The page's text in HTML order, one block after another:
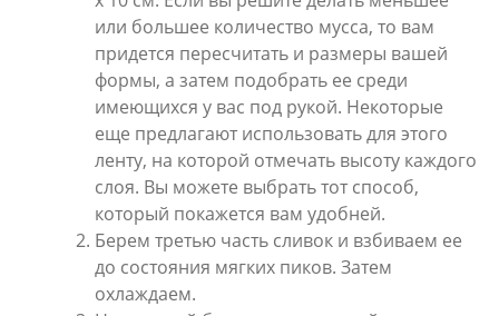
или большее количество мусса, то вам
придется пересчитать и размеры вашей
формы, а затем подобрать ее среди
имеющихся у вас под рукой. Некоторые
еще предлагают использовать для этого
ленту, на которой отмечать высоту каждого
слоя. Вы можете выбрать тот способ,
который покажется вам удобней.
Берем третью часть сливок и взбиваем ее
до состояния мягких пиков. Затем
охлаждаем.